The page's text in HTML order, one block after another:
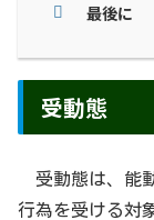
最後に
受動態
受動態は、能
行為を受ける対